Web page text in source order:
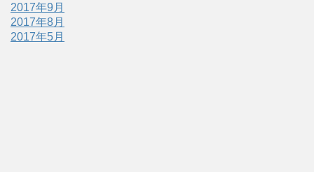
2017年9月
2017年8月
2017年5月